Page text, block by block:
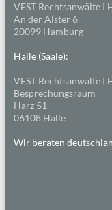
VEST Rechtsanwälte I
An der Alster 6
20099 Hamburg
Halle (Saale):
VEST Rechtsanwälte I
Besprechungsraum
Harz 51
06108 Halle
Wir beraten